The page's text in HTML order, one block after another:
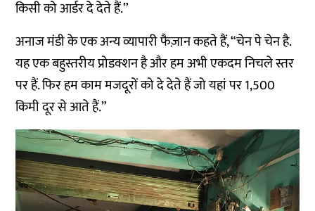
किसी को आर्डर दे देते हैं.”
अनाज मंडी के एक अन्य व्यापारी फैज़ान कहते हैं, “चेन पे चेन है.
यह एक बहुस्तरीय प्रोडक्शन है और हम अभी एकदम निचले स्तर
पर हैं. फिर हम काम मजदूरों को दे देते हैं जो यहां पर 1,500
किमी दूर से आते हैं.”